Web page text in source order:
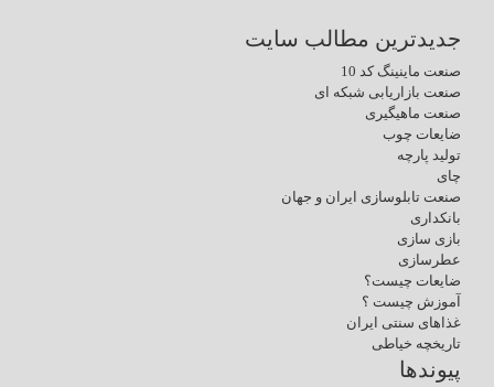
جدیدترین مطالب سایت
صنعت ماینینگ کد 10
صنعت بازاریابی شبکه ای
صنعت ماهیگیری
ضایعات چوب
تولید پارچه
چای
صنعت تابلوسازی ایران و جهان
بانکداری
بازی سازی
عطرسازی
ضایعات چیست؟
آموزش چیست ؟
غذاهای سنتی ایران
تاریخچه خیاطی
پیوندها